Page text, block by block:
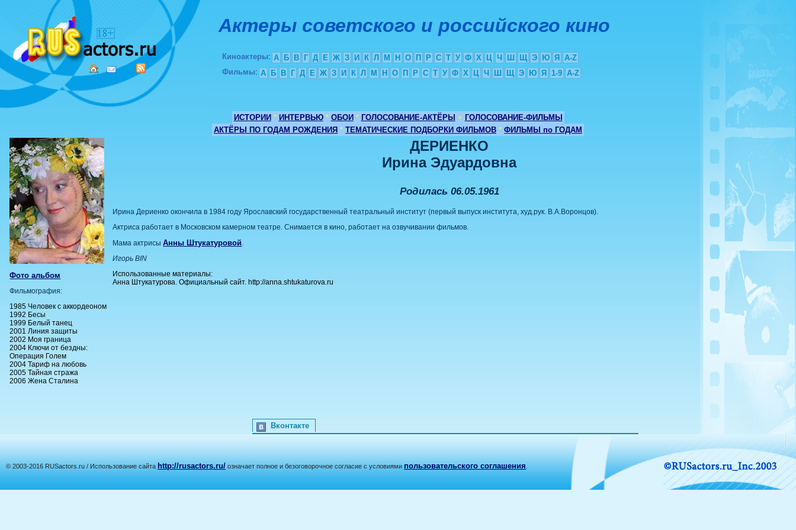
Актеры советского и российского кино
Киноактеры: А Б В Г Д Е Ж З И К Л М Н О П Р С Т У Ф Х Ц Ч Ш Щ Э Ю Я
A-Z
Фильмы: А Б В Г Д Е Ж З И К Л М Н О П Р С Т У Ф Х Ц Ч Ш Щ Э Ю Я 1-9 A-Z
ИСТОРИИ * ИНТЕРВЬЮ * ОБОИ * ГОЛОСОВАНИЕ-АКТЁРЫ + ГОЛОСОВАНИЕ-ФИЛЬМЫ
АКТЁРЫ ПО ГОДАМ РОЖДЕНИЯ * ТЕМАТИЧЕСКИЕ ПОДБОРКИ ФИЛЬМОВ * ФИЛЬМЫ по ГОДАМ
Фото альбом
Фильмография:
1985 Человек с аккордеоном
1992 Бесы
1999 Белый танец
2001 Линия защиты
2002 Моя граница
2004 Ключи от бездны:
Операция Голем
2004 Тариф на любовь
2005 Тайная стража
2006 Жена Сталина
ДЕРИЕНКО
Ирина Эдуардовна
Родилась 06.05.1961
Ирина Дериенко окончила в 1984 году Ярославский государственный театральный институт (первый выпуск института, худ.рук. В.А.Воронцов).
Актриса работает в Московском камерном театре. Снимается в кино, работает на озвучивании фильмов.
Мама актрисыАнны Штукатуровой.
Игорь BIN
Использованные материалы:
Анна Штукатурова. Официальный сайт. http://anna.shtukaturova.ru
Вконтакте
© 2003-2016 RUSactors.ru / Использование сайта http://rusactors.ru/ означает полное и безоговорочное согласие с условиями пользовательского соглашения